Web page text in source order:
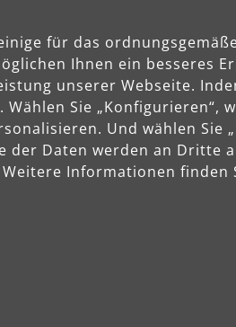
133 x 80 mm
Durchschnittliche
Gips, Spachtel
Kunststoff
Farbe, Lack
Holz
für das
Ihnen ein besseres
unserer Webseite.
Sie „Konfigurieren“,
Und wählen Sie
Daten werden an Dritte
Informationen finden